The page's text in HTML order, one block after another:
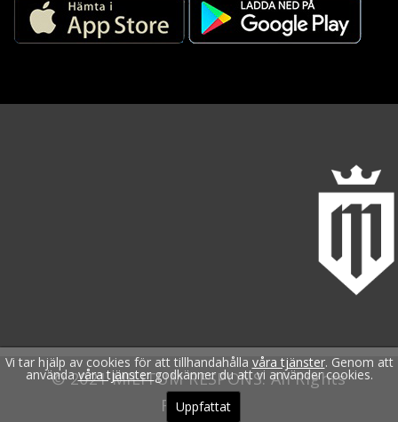
© 2021 MILITUM RESPONS. All Rights
Reserved.
Vi tar hjälp av cookies för att tillhandahålla våra tjänster. Genom att
användavåra tjänstergodkänner du att vi använder cookies.
Uppfattat